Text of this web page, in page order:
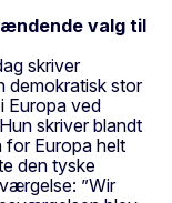
valg til
skriver
demokratisk stor
Europa ved
skriver blandt
for Europa helt
den tyske
”Wir